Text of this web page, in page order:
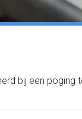
bij een